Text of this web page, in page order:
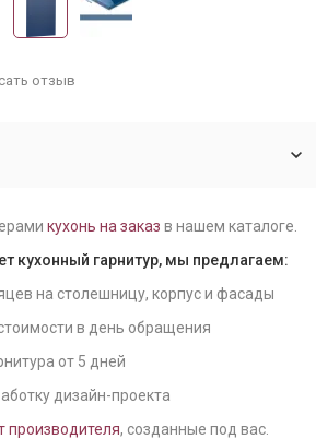
отзыв
кухонь на заказ в нашем каталоге.
кухонный гарнитур, мы предлагаем:
на столешницу, корпус и фасады
в день обращения
от 5 дней
дизайн-проекта
производителя, созданные под вас.